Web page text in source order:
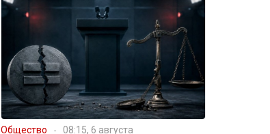
Общество 08:15, 6 августа